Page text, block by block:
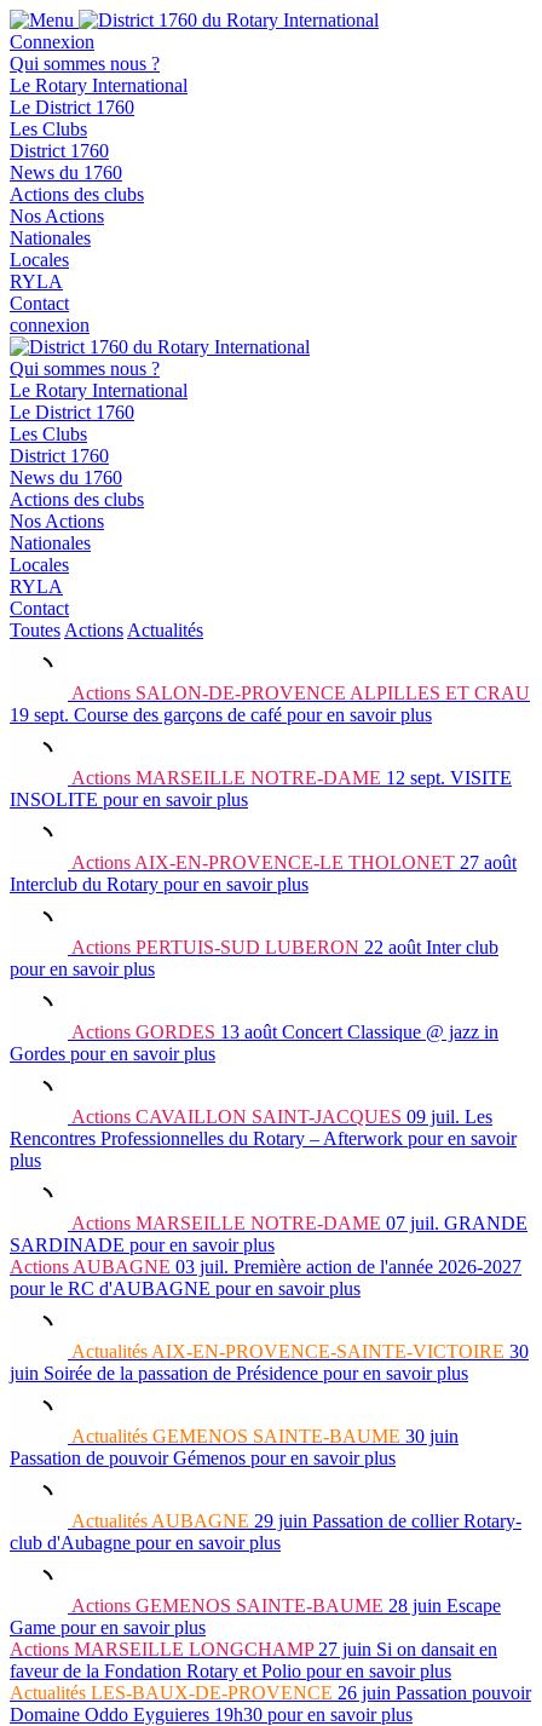
Connexion
Qui sommes nous ?
Le Rotary International
Le District 1760
Les Clubs
District 1760
News du 1760
Actions des clubs
Nos Actions
Nationales
Locales
RYLA
Contact
connexion
Qui sommes nous ?
Le Rotary International
Le District 1760
Les Clubs
District 1760
News du 1760
Actions des clubs
Nos Actions
Nationales
Locales
RYLA
Contact
Toutes Actions Actualités
Actions SALON-DE-PROVENCE ALPILLES ET CRAU
19 sept. Course des garçons de café pour en savoir plus
Actions MARSEILLE NOTRE-DAME 12 sept. VISITE
INSOLITE pour en savoir plus
Actions AIX-EN-PROVENCE-LE THOLONET 27 août
Interclub du Rotary pour en savoir plus
Actions PERTUIS-SUD LUBERON 22 août Inter club
pour en savoir plus
Actions GORDES 13 août Concert Classique @ jazz in
Gordes pour en savoir plus
Actions CAVAILLON SAINT-JACQUES 09 juil. Les
Rencontres Professionnelles du Rotary – Afterwork pour en savoir
plus
Actions MARSEILLE NOTRE-DAME 07 juil. GRANDE
SARDINADE pour en savoir plus
Actions AUBAGNE 03 juil. Première action de l'année 2026-2027
pour le RC d'AUBAGNE pour en savoir plus
Actualités AIX-EN-PROVENCE-SAINTE-VICTOIRE 30
juin Soirée de la passation de Présidence pour en savoir plus
Actualités GEMENOS SAINTE-BAUME 30 juin
Passation de pouvoir Gémenos pour en savoir plus
Actualités AUBAGNE 29 juin Passation de collier Rotary-
club d'Aubagne pour en savoir plus
Actions GEMENOS SAINTE-BAUME 28 juin Escape
Game pour en savoir plus
Actions MARSEILLE LONGCHAMP 27 juin Si on dansait en
faveur de la Fondation Rotary et Polio pour en savoir plus
Actualités LES-BAUX-DE-PROVENCE 26 juin Passation pouvoir
Domaine Oddo Eyguieres 19h30 pour en savoir plus